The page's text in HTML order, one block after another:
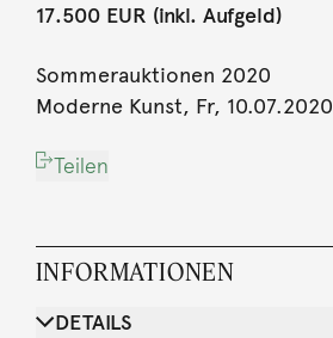
17.500 EUR (inkl. Aufgeld)
Sommerauktionen 2020
Moderne Kunst, Fr, 10.07.2020
Teilen
INFORMATIONEN
DETAILS